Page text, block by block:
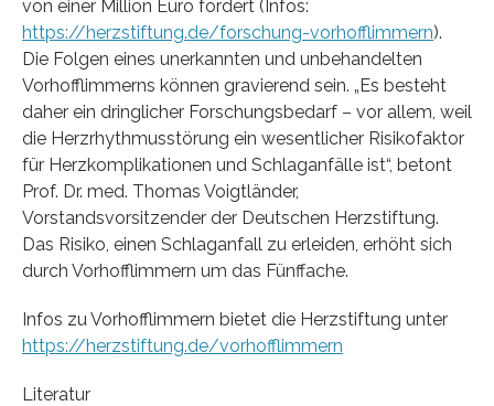
von einer Million Euro fördert (Infos:
https://herzstiftung.de/forschung-vorhofflimmern).
Die Folgen eines unerkannten und unbehandelten
Vorhofflimmerns können gravierend sein. „Es besteht
daher ein dringlicher Forschungsbedarf – vor allem, weil
die Herzrhythmusstörung ein wesentlicher Risikofaktor
für Herzkomplikationen und Schlaganfälle ist“, betont
Prof. Dr. med. Thomas Voigtländer,
Vorstandsvorsitzender der Deutschen Herzstiftung.
Das Risiko, einen Schlaganfall zu erleiden, erhöht sich
durch Vorhofflimmern um das Fünffache.
Infos zu Vorhofflimmern bietet die Herzstiftung unter
https://herzstiftung.de/vorhofflimmern
Literatur